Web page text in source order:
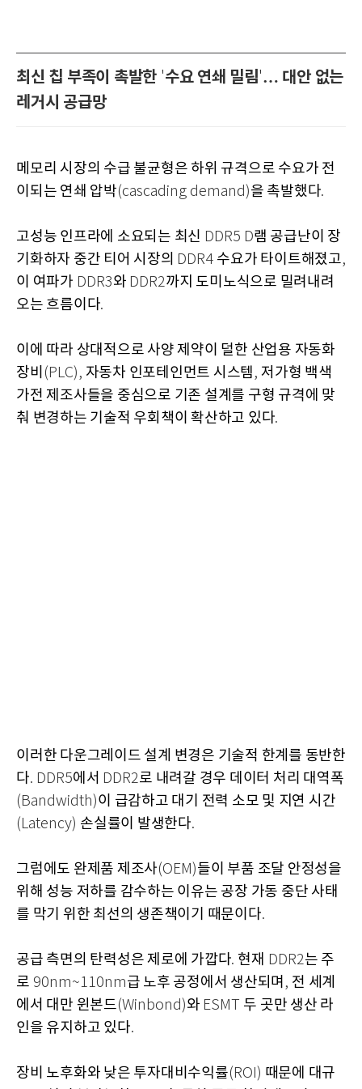
최신 칩 부족이 촉발한 '수요 연쇄 밀림'… 대안 없는
레거시 공급망
메모리 시장의 수급 불균형은 하위 규격으로 수요가 전
이되는 연쇄 압박(cascading demand)을 촉발했다.
고성능 인프라에 소요되는 최신 DDR5 D램 공급난이 장
기화하자 중간 티어 시장의 DDR4 수요가 타이트해졌고,
이 여파가 DDR3와 DDR2까지 도미노식으로 밀려내려
오는 흐름이다.
이에 따라 상대적으로 사양 제약이 덜한 산업용 자동화
장비 (PLC), 자동차 인포테인먼트 시스템, 저가형 백색
가전 제조사들을 중심으로 기존 설계를 구형 규격에 맞
춰 변경하는 기술적 우회책이 확산하고 있다.
이러한 다운그레이드 설계 변경은 기술적 한계를 동반한
다. DDR5에서 DDR2로 내려갈 경우 데이터 처리 대역폭
(Bandwidth)이 급감하고 대기 전력 소모 및 지연 시간
(Latency) 손실률이 발생한다.
그럼에도 완제품 제조사(OEM)들이 부품 조달 안정성을
위해 성능 저하를 감수하는 이유는 공장 가동 중단 사태
를 막기 위한 최선의 생존책이기 때문이다.
공급 측면의 탄력성은 제로에 가깝다. 현재 DDR2는 주
로 90nm~110nm급 노후 공정에서 생산되며 , 전 세계
에서 대만 윈본드(Winbond)와 ESMT 두 곳만 생산 라
인을 유지하고 있다.
장비 노후화와 낮은 투자대비수익률(ROI) 때문에 대규